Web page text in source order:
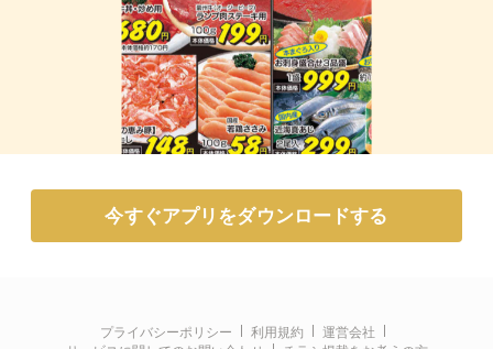
今すぐアプリをダウンロードする
プライバシーポリシー 利用規約
運営会社